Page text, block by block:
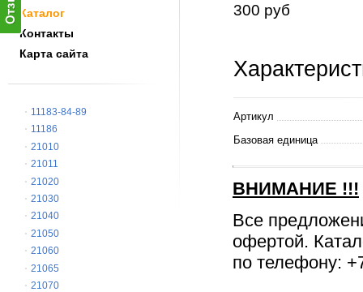
Каталог
Контакты
Карта сайта
11183-84-89
11186
21010
21011
21020
21030
21040
21050
21060
21065
21070
300 руб
Артикул
Базовая единица
ВНИМАНИЕ !!!
Все
офертой.
по телефону: